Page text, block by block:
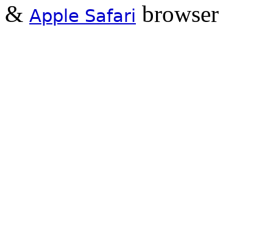
& Apple Safari browser